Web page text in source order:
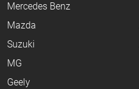
Mercedes Benz
Mazda
Suzuki
MG
Geely